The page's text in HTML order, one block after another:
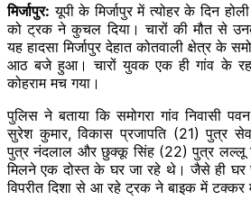
मिर्जापुर: यूपी ​के मिर्जापुर में त्योहर के दिन
को ट्रक ने कुचल दिया। चारों की मौत से
यह हादसा मिर्जापुर देहात कोतवाली क्षेत्र के
आठ बजे हुआ। चारों युवक एक ही गांव के
कोहराम मच गया।
पुलिस ने बताया कि समोगरा गांव निवासी
सुरेश कुमार, विकास प्रजापति (21) पुत्र
पुत्र नंदलाल और छुक्कू सिंह (22) पुत्र लल्लू
मिलने एक दोस्त के घर जा रहे थे। जैसे ही घर
विपरीत दिशा से आ रहे ट्रक ने बाइक में टक्कर